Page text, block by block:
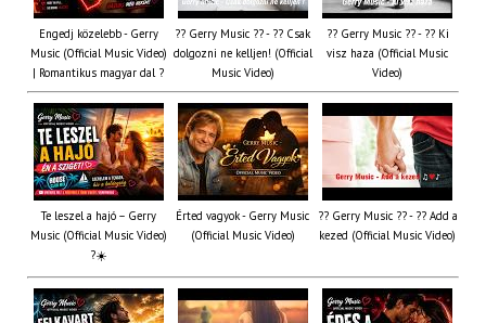
Engedj közelebb - Gerry
Music (Official Music Video)
| Romantikus magyar dal ?
?? Gerry Music ?? - ?? Csak
dolgozni ne kelljen! (Official
Music Video)
?? Gerry Music ?? - ?? Ki
visz haza (Official Music
Video)
Te leszel a hajó – Gerry
Music (Official Music Video)
?☀️
Érted vagyok - Gerry Music
(Official Music Video)
?? Gerry Music ?? - ?? Add a
kezed (Official Music Video)